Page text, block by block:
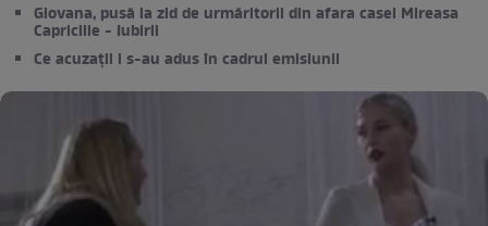
Giovana, pusă la zid de urmăritorii din afara casei Mireasa
Capriciile - Iubirii
Ce acuzații i s-au adus în cadrul emisiunii